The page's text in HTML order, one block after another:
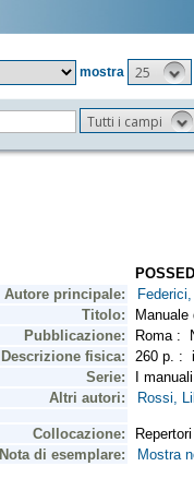
mostra
25
Tutti i campi